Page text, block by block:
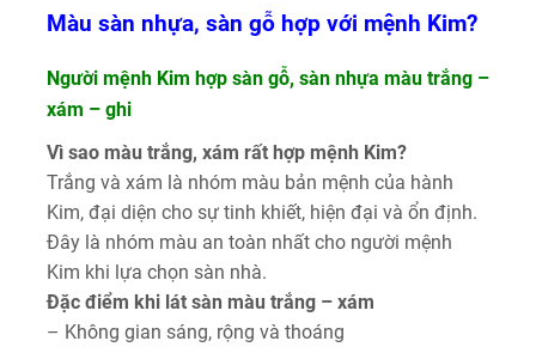
Màu sàn nhựa, sàn gỗ hợp với mệnh Kim?
Người mệnh Kim hợp sàn gỗ, sàn nhựa màu trắng –
xám – ghi
Vì sao màu trắng, xám rất hợp mệnh Kim?
Trắng và xám là nhóm màu bản mệnh của hành
Kim, đại diện cho sự tinh khiết, hiện đại và ổn định.
Đây là nhóm màu an toàn nhất cho người mệnh
Kim khi lựa chọn sàn nhà.
Đặc điểm khi lát sàn màu trắng – xám
– Không gian sáng, rộng và thoáng